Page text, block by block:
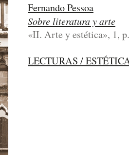
Fernando Pessoa
Sobre literatura y arte
«II. Arte y estética», 1,
LECTURAS /